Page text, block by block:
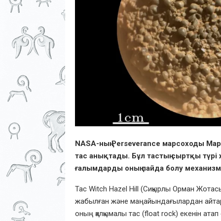
NASA-ның Perseverance марсоходы
тас анықтады. Бұл тастың сыртқы түрі
ғалымдарды оның пайда болу
Тас Witch Hazel Hill (Сиқырлы Орман
жабылған және маңайындағылардан
оның қалқымалы тас (float rock) екенін